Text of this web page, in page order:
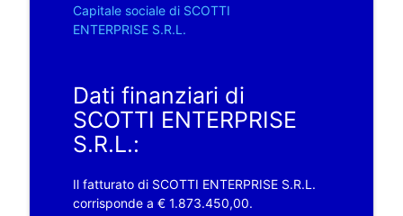
Capitale sociale di SCOTTI
ENTERPRISE S.R.L.
Dati finanziari di
SCOTTI ENTERPRISE
S.R.L.:
Il fatturato di SCOTTI ENTERPRISE S.R.L.
corrisponde a € 1.873.450,00.